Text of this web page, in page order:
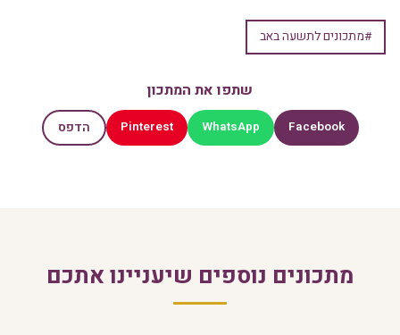
#מתכונים לתשעה באב
שתפו את המתכון
Facebook
WhatsApp
Pinterest הדפס
מתכונים נוספים שיעניינו אתכם